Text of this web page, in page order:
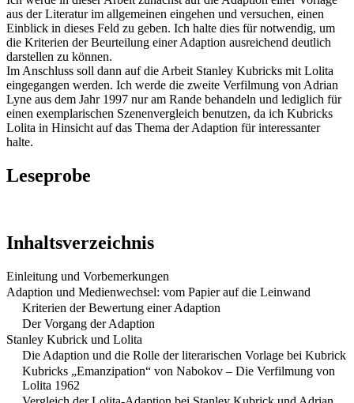
aus der Literatur im allgemeinen eingehen und versuchen, einen
Einblick in dieses Feld zu geben. Ich halte dies für notwendig, um
die Kriterien der Beurteilung einer Adaption ausreichend deutlich
darstellen zu können.
Im Anschluss soll dann auf die Arbeit Stanley Kubricks mit Lolita
eingegangen werden. Ich werde die zweite Verfilmung von Adrian
Lyne aus dem Jahr 1997 nur am Rande behandeln und lediglich für
einen exemplarischen Szenenvergleich benutzen, da ich Kubricks
Lolita in Hinsicht auf das Thema der Adaption für interessanter
halte.
Leseprobe
Inhaltsverzeichnis
Einleitung und Vorbemerkungen
Adaption und Medienwechsel: vom Papier auf die Leinwand
Kriterien der Bewertung einer Adaption
Der Vorgang der Adaption
Stanley Kubrick und Lolita
Die Adaption und die Rolle der literarischen Vorlage bei Kubrick
Kubricks „Emanzipation“ von Nabokov – Die Verfilmung von
Lolita 1962